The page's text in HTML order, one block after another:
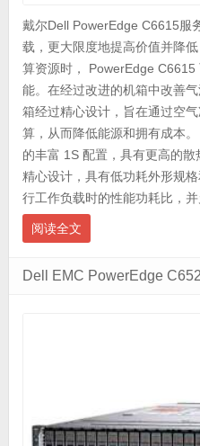
戴尔Dell PowerEdge C6615服
载，更大限度地提高价值并降
算资源时， PowerEdge
能。在经过改进的机箱中改善
箱经过精心设计，旨在通过空
算，从而降低能源和拥有成本
的丰富 1S 配置，具有更高的
精心设计，具有低功耗外形规
行工作负载时的性能功耗比，并
阅读全文
Dell EMC PowerEdge